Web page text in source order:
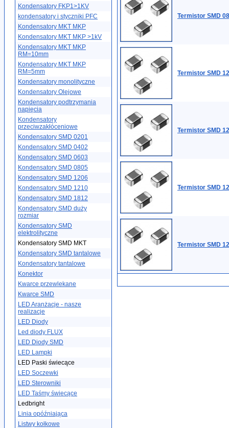
Kondensatory FKP1>1KV
kondensatory i styczniki PFC
Kondensatory MKT MKP
Kondensatory MKT MKP >1kV
Kondensatory MKT MKP
RM=10mm
Kondensatory MKT MKP
RM=5mm
Kondensatory monolityczne
Kondensatory Olejowe
Kondensatory podtrzymania
napięcia
Kondensatory
przeciwzakłóceniowe
Kondensatory SMD 0201
Kondensatory SMD 0402
Kondensatory SMD 0603
Kondensatory SMD 0805
Kondensatory SMD 1206
Kondensatory SMD 1210
Kondensatory SMD 1812
Kondensatory SMD duży
rozmiar
Kondensatory SMD
elektrolityczne
Kondensatory SMD MKT
Kondensatory SMD tantalowe
Kondensatory tantalowe
Konektor
Kwarce przewlekane
Kwarce SMD
LED Aranżacje - nasze
realizacje
LED Diody
Led diody FLUX
LED Diody SMD
LED Lampki
LED Paski świecące
LED Soczewki
LED Sterowniki
LED Taśmy świecące
Ledbright
Linia opóźniająca
Listwy kołkowe
Termistor SMD
Termistor SMD
Termistor SMD
Termistor SMD
Termistor SMD